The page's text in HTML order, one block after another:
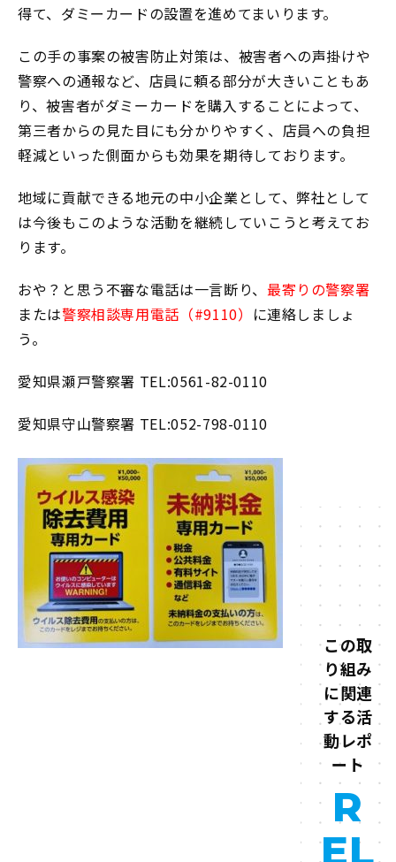
得て、ダミーカードの設置を進めてまいります。
この手の事案の被害防止対策は、被害者への声掛けや
警察への通報など、店員に頼る部分が大きいこともあ
り、被害者がダミーカードを購入することによって、
第三者からの見た目にも分かりやすく、店員への負担
軽減といった側面からも効果を期待しております。
地域に貢献できる地元の中小企業として、弊社として
は今後もこのような活動を継続していこうと考えてお
ります。
おや？と思う不審な電話は一言断り、 最寄りの警察署
または警察相談専用電話（#9110） に連絡しましょ
う。
愛知県瀬戸警察署 TEL:0561-82-0110
愛知県守山警察署 TEL:052-798-0110
この取
り組み
に関連
する活
動レポ
ート
R
EL